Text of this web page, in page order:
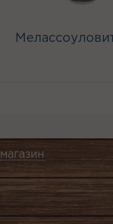
магазин